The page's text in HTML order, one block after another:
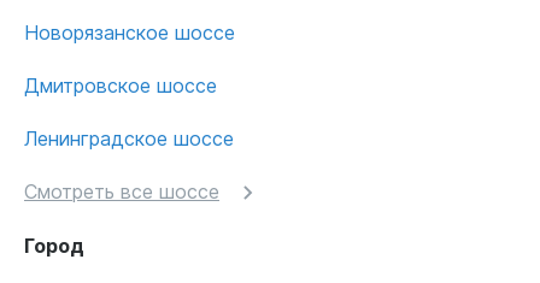
Новорязанское шоссе
Дмитровское шоссе
Ленинградское шоссе
Смотреть все шоссе
Город